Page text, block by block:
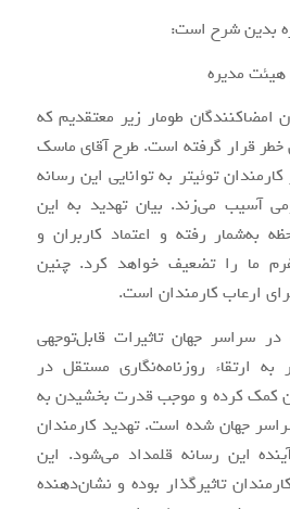
بدین شرح است:
هیئت مدیره
امضاکنندگان طومار زیر معتقدیم که
قرار گرفته است. طرح آقای ماسک
درصد از کارمندان توئیتر به توانایی این رسانه
آسیب می‌زند. بیان تهدید به این
به‌شمار رفته و اعتماد کاربران و
ما را تضعیف خواهد کرد. چنین
ارعاب کارمندان است.
در سراسر جهان تاثیرات قابل‌توجهی
به ارتقاء روزنامه‌نگاری مستقل در
کمک کرده و موجب قدرت بخشیدن به
جهان شده است. تهدید کارمندان
این رسانه قلمداد می‌شود. این
تاثیرگذار بوده و نشان‌دهنده